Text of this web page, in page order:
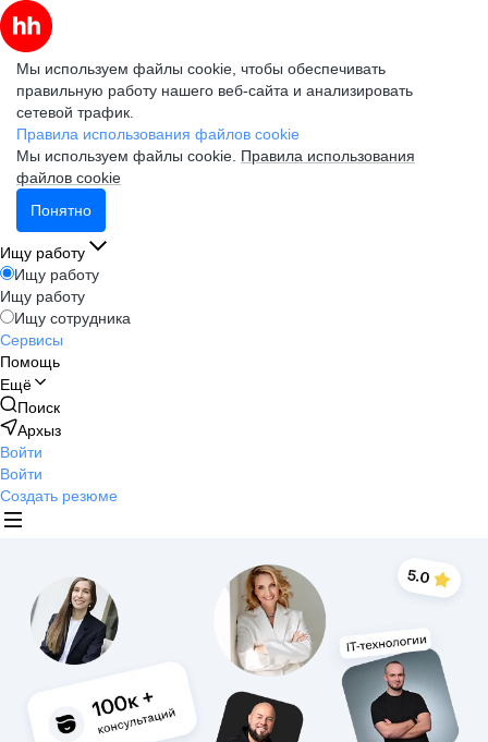
Мы используем файлы cookie, чтобы обеспечивать
правильную работу нашего веб-сайта и анализировать
сетевой трафик.
Правила использования файлов cookie
Мы используем файлы cookie. Правила использования
файлов cookie
Понятно
Ищу работу
Ищу работу
Ищу работу
Ищу сотрудника
Сервисы
Помощь
Ещё
Поиск
Архыз
Войти
Войти
Создать резюме